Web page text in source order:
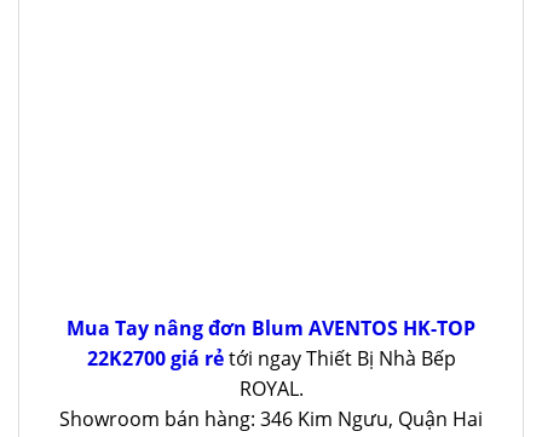
Mua Tay nâng đơn Blum AVENTOS HK-TOP
22K2700 giá rẻtới ngay Thiết Bị Nhà Bếp
ROYAL.
Showroom bán hàng: 346 Kim Ngưu, Quận Hai